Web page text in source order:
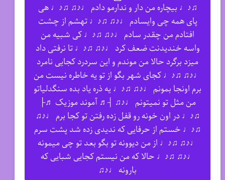
♫♪♩ بیچاره من دار و ندارمو دادم ♩♪♫ ♫♪♩ هى
پاى همه چى وایسادم ♩♪♫ ♫♪♩ تهشم از چشت
افتادم من چقدر سادم ♩♪♫ ♫♪♩ كى شبیه من
واسه خنديدنت ضعف كرد ♩♪♫ ♫♪♩ تا نرفتى داد
ميزد برگرد حالا من موندم و اين سردرد كجايى نامرد
♩♪♫ ♫♪♩ كجاى شهر بگو از تو یه خاطره نيست من
برم اونجا بمونم ♩♪♫ ♫♪♩ یه ذره ياد بده سنگدلیاتو
من مثل تو نمیتونم ♩♪♫ ┤♬ آموند موزیک ♬├
♫♪♩ در اون خونه رو قفل زده رفتن تو كجا برم ♩♪♫
♫♪♩ خستم از حرفایى كه ندیدى زده شد پشت سرم
♩♪♫ ♫♪♩ از من دیوونه تو بگو بعد تو چى میمونه
♩♪♫ ♫♪♩ حالا كه من نیستم كجایى شبایى كه
بارونه ♩♪♫